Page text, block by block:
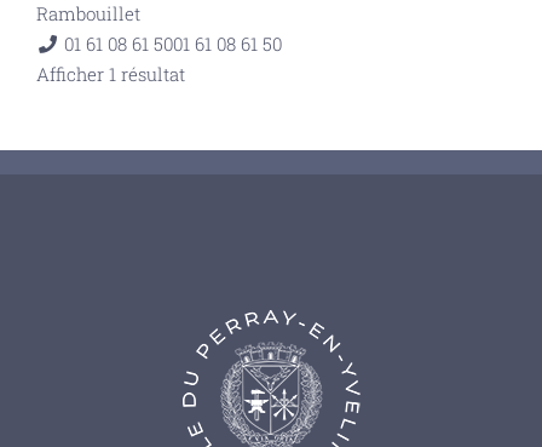
Rambouillet
01 61 08 61 5001 61 08 61 50
Afficher 1 résultat